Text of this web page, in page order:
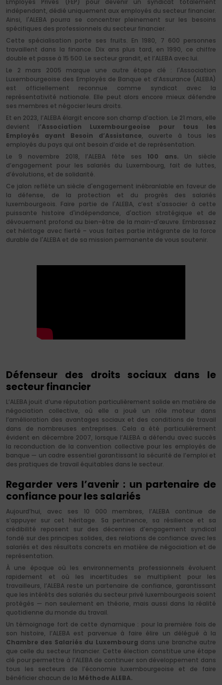
indépendant, dédié uniquement aux employés du secteur financier.
Ainsi, l'ALEBA pourra se concentrer pleinement sur les besoins
spécifiques des professionnels du secteur financier.
Cette spécialisation porte ses fruits. En 1980, 7 600 personnes
travaillent dans la finance. Dix ans plus tard, en 1990, ce chiffre
double et passe à 15 500. Le secteur grandit, et l’ALEBA avec lui.
Le 2 mars 2005 marque une autre étape clé : l'Association
Luxembourgeoise des Employés de Banque et d’Assurance (ALEBA)
est officiellement reconnue comme syndicat avec la
représentativité nationale. Elle peut alors encore mieux défendre
ses membres et négocier leurs droits.
Et en 2023, l’ALEBA élargit encore son champ d’action. Le 21 mars, elle
devient l’Association Luxembourgeoise pour tous les
Employés ayant Besoin d’Assistance, ouverte à tous les
employés du pays qui ont besoin d’aide et de représentation.
Le 9 novembre 2018, l’ALEBA fête ses 100 ans. Un siècle
d’engagement pour les salariés du Luxembourg, fait de luttes,
d’évolutions, et de solidarité.
Ce jalon reflète un siècle d'engagement inébranlable en faveur de
la défense, de la protection et du progrès des salariés
luxembourgeois. Faire partie de l'ALEBA, c’est s'associer à cette
puissante histoire d'indépendance, d'action stratégique et de
dévouement profond au bien-être de la main-d'œuvre. Embrassez
cet héritage avec fierté – vous faites partie intégrante de la force
durable de l'ALEBA et de sa mission permanente de vous soutenir.
Défenseur des droits sociaux dans le
secteur financier
L’ALEBA jouit d’une réputation particulièrement solide en matière de
négociation collective, où elle a joué un rôle moteur dans
l’amélioration des avantages sociaux et des conditions de travail
dans de nombreuses entreprises. Cela a été particulièrement
évident en décembre 2007, lorsque l’ALEBA a défendu avec succès
la reconduction de la convention collective pour les employés de
banque — un cadre essentiel garantissant la sécurité de l’emploi et
des pratiques de travail équitables dans le secteur.
Regarder vers l’avenir : un partenaire de
confiance pour les salariés
Aujourd’hui, avec ses 10 000 membres, l’ALEBA continue de
s’appuyer sur cet héritage. Sa pertinence, sa résilience et sa
crédibilité reposent sur des décennies d’engagement syndical
fondé sur des principes solides, des relations de confiance avec les
salariés et des résultats concrets en matière de négociation et de
représentation.
À une époque où les environnements professionnels évoluent
rapidement et où les incertitudes se multiplient pour les
travailleurs, l’ALEBA reste un partenaire de confiance, garantissant
que les intérêts des salariés du secteur privé luxembourgeois soient
protégés — non seulement en théorie, mais aussi dans la réalité
quotidienne du monde du travail.
Un témoignage fort de cette dynamique : pour la première fois de
son histoire, l’ALEBA est parvenue à faire élire un délégué à la
Chambre des Salariés du Luxembourg dans une branche autre
que celle du secteur financier. Cette élection constitue une étape
clé pour permettre à l’ALEBA de continuer son développement dans
tous les secteurs de l’économie luxembourgeoise et de faire
bénéficier chacun de la Méthode ALEBA.